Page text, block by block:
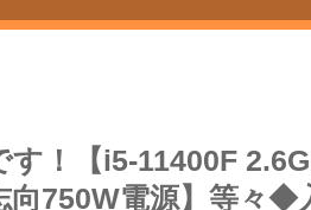
す！【i5-11400F
向750W電源】等々◆